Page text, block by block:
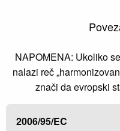
NAPOMENA: Ukoliko
nalazi reč
znači da evropski
2006/95/EC